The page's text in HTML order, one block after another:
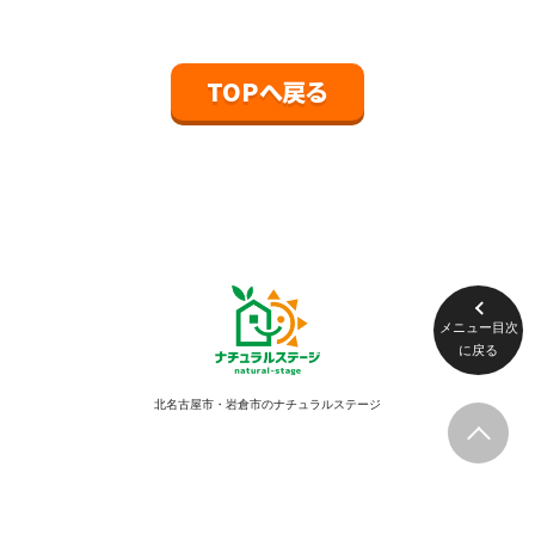
TOPへ戻る
北名古屋市・岩倉市のナチュラルステージ
メニュー目次
に戻る